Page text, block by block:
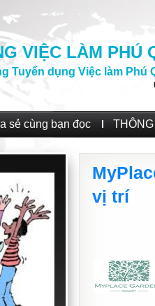
VIỆC LÀM PHÚ
Tuyển dụng Việc làm Phú
sẻ cùng bạn đọc
vị trí